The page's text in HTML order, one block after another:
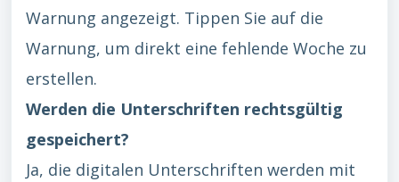
Warnung angezeigt. Tippen Sie auf die
Warnung, um direkt eine fehlende Woche zu
erstellen.
Werden die Unterschriften rechtsgültig
gespeichert?
Ja, die digitalen Unterschriften werden mit